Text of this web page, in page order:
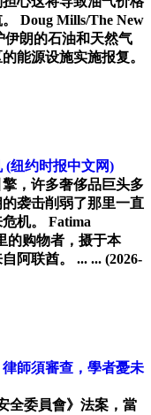
Doug Mills/The New
伊朗的石油和天然气
能源设施实施报复。
(纽约时报中文网)
，许多奢侈品巨头多
袭击削弱了那里一直
机。 Fatima
的购物者，摄于本
阿联酋。 ... ... (2026-
師須審查，學者憂未
全委員會》法案，當